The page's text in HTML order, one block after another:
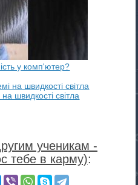
у комп'ютер?
швидкості світла
ученикам -
тебе в карму):